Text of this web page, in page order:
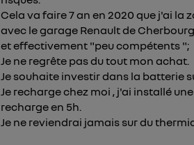
Cela va faire 7 an en 2020 que j'ai la
avec le garage Renault de
et effectivement "peu compétents ";
Je ne regrête pas du tout mon achat.
Je souhaite investir dans la batterie
Je recharge chez moi , j'ai installé
recharge en 5h.
Je ne reviendrai jamais sur du